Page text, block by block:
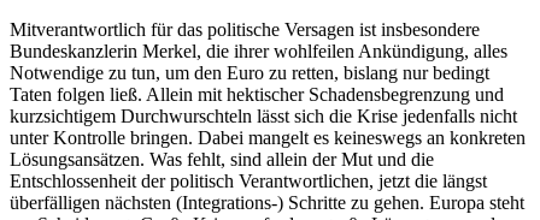
Mitverantwortlich für das politische Versagen ist insbesondere
Bundeskanzlerin Merkel, die ihrer wohlfeilen Ankündigung, alles
Notwendige zu tun, um den Euro zu retten, bislang nur bedingt
Taten folgen ließ. Allein mit hektischer Schadensbegrenzung und
kurzsichtigem Durchwurschteln lässt sich die Krise jedenfalls nicht
unter Kontrolle bringen. Dabei mangelt es keineswegs an konkreten
Lösungsansätzen. Was fehlt, sind allein der Mut und die
Entschlossenheit der politisch Verantwortlichen, jetzt die längst
überfälligen nächsten (Integrations-) Schritte zu gehen. Europa steht